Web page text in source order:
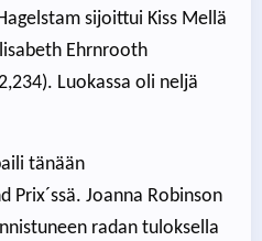
sijoittui Kiss Mellä
Ehrnrooth
Luokassa oli neljä
tänään
Prix´ssä. Joanna Robinson
radan tuloksella